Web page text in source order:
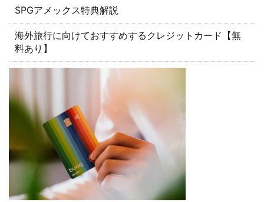
SPGアメックス特典解説
海外旅行に向けておすすめするクレジットカード【無
料あり】